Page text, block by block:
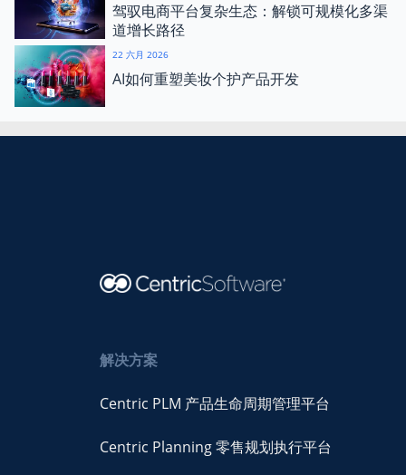
驾驭电商平台复杂生态：解锁可规模化多渠
道增长路径
22 六月 2026
AI如何重塑美妆个护产品开发
解决方案
Centric PLM 产品生命周期管理平台
Centric Planning 零售规划执行平台